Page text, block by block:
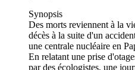
Synopsis
Des morts reviennent à la
décès à la suite d'un
une centrale nucléaire en
En relatant une prise
par des écologistes, une